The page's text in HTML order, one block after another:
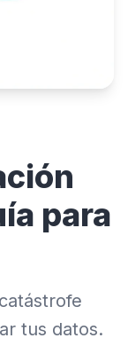
para
tus datos.